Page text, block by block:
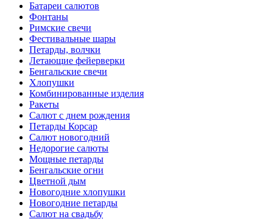
Батареи салютов
Фонтаны
Римские свечи
Фестивальные шары
Петарды, волчки
Летающие фейерверки
Бенгальские свечи
Хлопушки
Комбинированные изделия
Ракеты
Салют с днем рождения
Петарды Корсар
Салют новогодний
Недорогие салюты
Мощные петарды
Бенгальские огни
Цветной дым
Новогодние хлопушки
Новогодние петарды
Салют на свадьбу